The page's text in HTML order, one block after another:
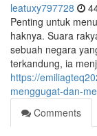
leatuxy797728
Penting untuk
haknya. Suara
sebuah negara
terkandung, ia
https://
menggugat-dan-
Comments